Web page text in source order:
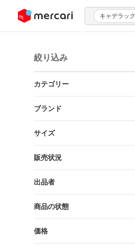
ツにスキップ キャデラック
絞り込み
カテゴリー
ブランド
サイズ
販売状況
出品者
商品の状態
価格